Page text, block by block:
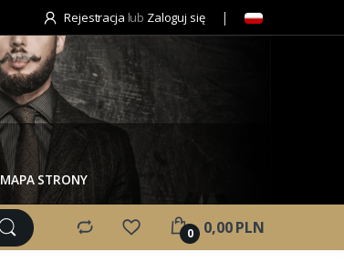
Rejestracja lub Zaloguj się
MAPA STRONY
0 0,00 PLN